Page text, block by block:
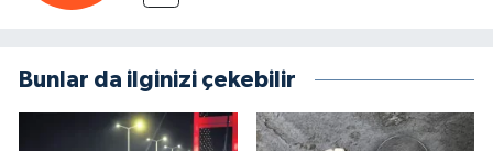
Bunlar da ilginizi çekebilir